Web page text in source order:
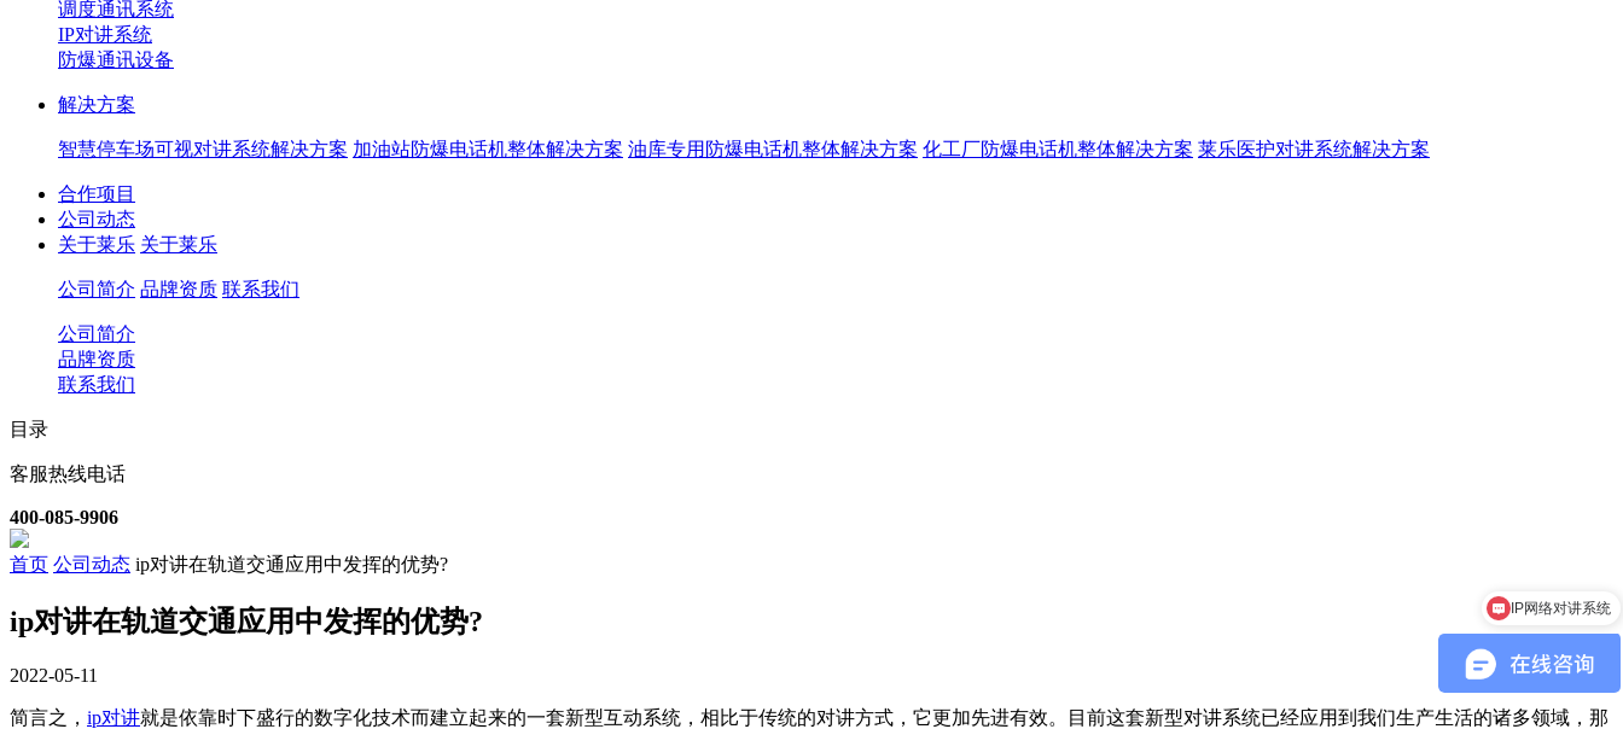
调度通讯系统
IP对讲系统
防爆通讯设备
解决方案
智慧停车场可视对讲系统解决方案 加油站防爆电话机整体解决方案 油库专用防爆电话机整体解决方案 化工厂防爆电话机整体解决方案 莱乐医护对讲系统解决方案
合作项目
公司动态
关于莱乐 关于莱乐
公司简介 品牌资质 联系我们
公司简介
品牌资质
联系我们
目录
客服热线电话
400-085-9906
首页 公司动态 ip对讲在轨道交通应用中发挥的优势?
ip对讲在轨道交通应用中发挥的优势?
2022-05-11
简言之， ip对讲就是依靠时下盛行的数字化技术而建立起来的一套新型互动系统，相比于传统的对讲方式，它更加先进有效。目前这套新型对讲系统已经应用到我们生产生活的诸多领域，那
IP网络对讲系统